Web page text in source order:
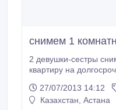
снимем 1
2 девушки-сестры снимут
квартиру на
старых домах, без сырости. Мы девушки
27/07/2013 14:12
Казахстан, Астана